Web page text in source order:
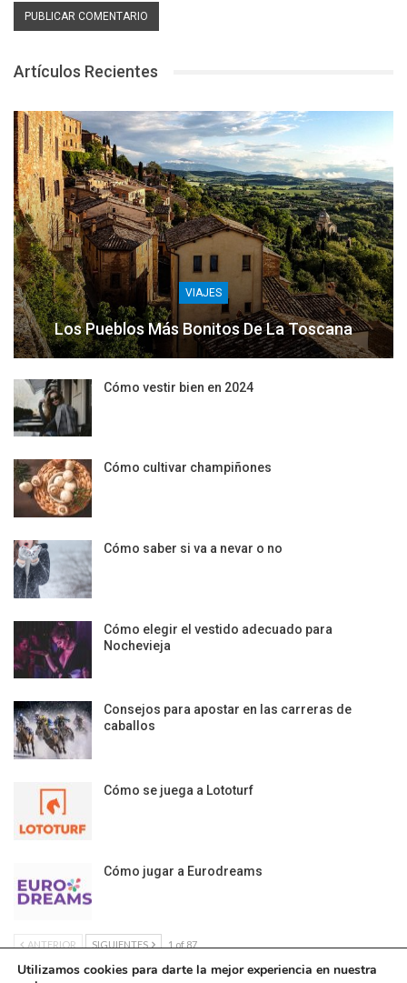
Artículos Recientes
VIAJES
Los Pueblos Más Bonitos De La Toscana
Cómo vestir bien en 2024
Cómo cultivar champiñones
Cómo saber si va a nevar o no
Cómo elegir el vestido adecuado para
Nochevieja
Consejos para apostar en las carreras de
caballos
Cómo se juega a Lototurf
Cómo jugar a Eurodreams
ANTERIOR SIGUIENTES 1 of 87
Utilizamos cookies para darte la mejor experiencia en nuestra